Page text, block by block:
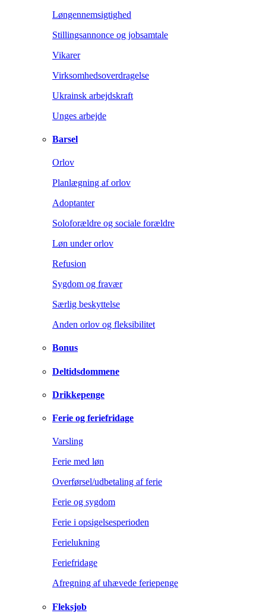
Løngennemsigtighed
Stillingsannonce og jobsamtale
Vikarer
Virksomhedsoverdragelse
Ukrainsk arbejdskraft
Unges arbejde
Barsel
Orlov
Planlægning af orlov
Adoptanter
Soloforældre og sociale forældre
Løn under orlov
Refusion
Sygdom og fravær
Særlig beskyttelse
Anden orlov og fleksibilitet
Bonus
Deltidsdommene
Drikkepenge
Ferie og feriefridage
Varsling
Ferie med løn
Overførsel/udbetaling af ferie
Ferie og sygdom
Ferie i opsigelsesperioden
Ferielukning
Feriefridage
Afregning af uhævede feriepenge
Fleksjob